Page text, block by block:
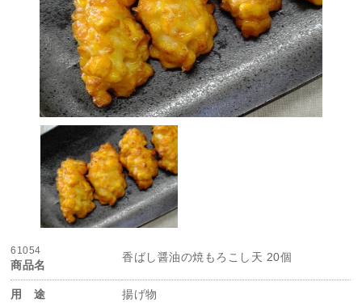
61054
商品名
香ばし醤油の焼もろこし天 20個
用 途 揚げ物